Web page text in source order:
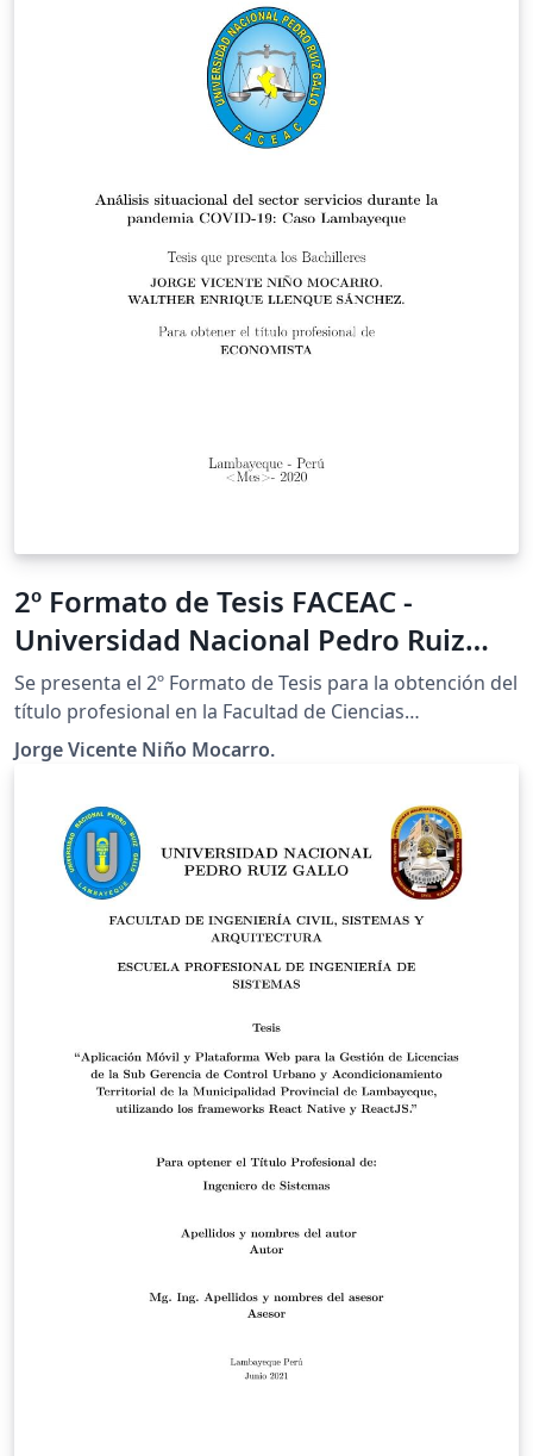
2º Formato de Tesis FACEAC -
Universidad Nacional Pedro Ruiz
Gallo (Perú)
Se presenta el 2º Formato de Tesis para la obtención del
título profesional en la Facultad de Ciencias
Económicas, Administrativas y Contables (FACEAC) -
Universidad Nacional Pedro Ruiz Gallo (Perú). Espero
el público en general.
Jorge Vicente Niño Mocarro.